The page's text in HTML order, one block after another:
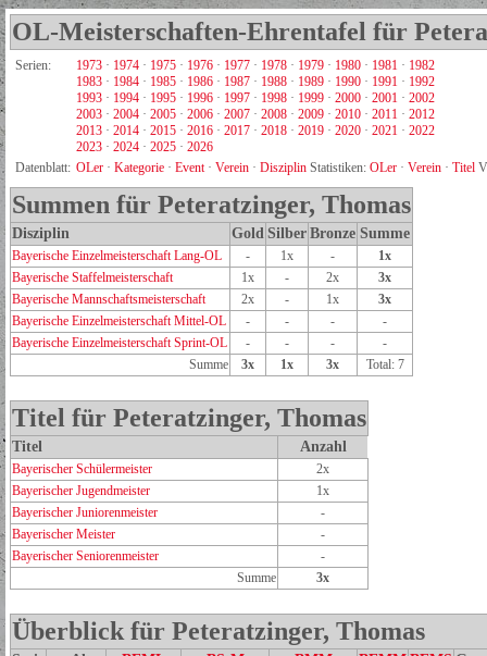
OL-Meisterschaften-Ehrentafel für
Serien: 1973 · 1974 · 1975 · 1976 · 1977 · 1978 · 1979 · 1980 · 1981 · 1982
1983 · 1984 · 1985 · 1986 · 1987 · 1988 · 1989 · 1990 · 1991 · 1992
1993 · 1994 · 1995 · 1996 · 1997 · 1998 · 1999 · 2000 · 2001 · 2002
2003 · 2004 · 2005 · 2006 · 2007 · 2008 · 2009 · 2010 · 2011 · 2012
2013 · 2014 · 2015 · 2016 · 2017 · 2018 · 2019 · 2020 · 2021 · 2022
2023 · 2024 · 2025 · 2026
Datenblatt: OLer · Kategorie · Event· Verein · Disziplin Statistiken: OLer · Verein · Titel
Summen für Peteratzinger, Thomas
Disziplin Gold Silber Bronze Summe
Bayerische Einzelmeisterschaft Lang-OL - 1x -
1x
Bayerische Staffelmeisterschaft
1x - 2x
3x
Bayerische Mannschaftsmeisterschaft
2x - 1x
3x
Bayerische Einzelmeisterschaft Mittel-OL
- - -
-
Bayerische Einzelmeisterschaft Sprint-OL
- - -
-
Summe
3x 1x 3x Total: 7
Titel für Peteratzinger, Thomas
Titel Anzahl
Bayerischer Schülermeister
2x
Bayerischer Jugendmeister
1x
Bayerischer Juniorenmeister
-
Bayerischer Meister
-
Bayerischer Seniorenmeister
-
Summe
3x
Überblick für Peteratzinger, Thomas